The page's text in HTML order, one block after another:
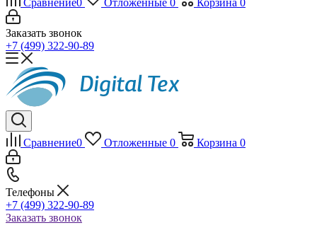
Сравнение0 Отложенные 0 Корзина 0
Заказать звонок
+7 (499) 322-90-89
Сравнение0 Отложенные 0 Корзина 0
Телефоны
+7 (499) 322-90-89
Заказать звонок